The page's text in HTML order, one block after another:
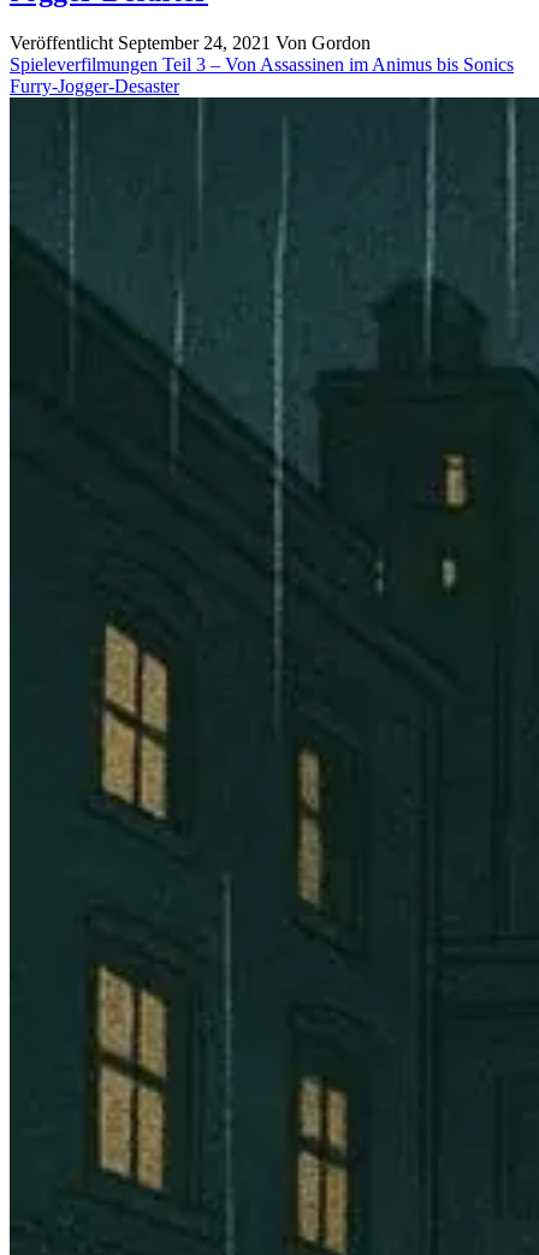
Veröffentlicht September 24, 2021 Von Gordon
Spieleverfilmungen Teil 3 – Von Assassinen im Animus bis Sonics
Furry-Jogger-Desaster